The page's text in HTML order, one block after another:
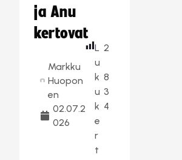
ja Anu
kertovat
Markku
Huopon
en
02.07.2
026
L
u
k
u
k
e
r
t
2
8
3
4